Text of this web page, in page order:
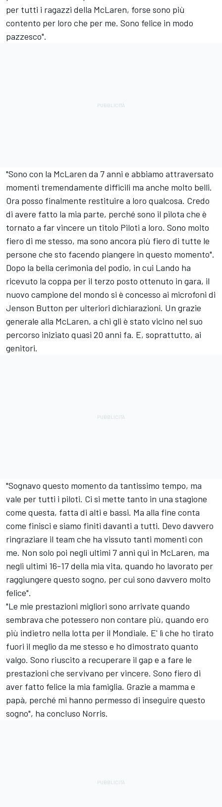
per tutti i ragazzi della McLaren, forse sono più
contento per loro che per me. Sono felice in modo
pazzesco".
"Sono con la McLaren da 7 anni e abbiamo attraversato
momenti tremendamente difficili ma anche molto belli.
Ora posso finalmente restituire a loro qualcosa. Credo
di avere fatto la mia parte, perché sono il pilota che è
tornato a far vincere un titolo Piloti a loro. Sono molto
fiero di me stesso, ma sono ancora più fiero di tutte le
persone che sto facendo piangere in questo momento".
Dopo la bella cerimonia del podio, in cui Lando ha
ricevuto la coppa per il terzo posto ottenuto in gara, il
nuovo campione del mondo si è concesso ai microfoni di
Jenson Button per ulteriori dichiarazioni. Un grazie
generale alla McLaren, a chi gli è stato vicino nel suo
percorso iniziato quasi 20 anni fa. E, soprattutto, ai
genitori.
"Sognavo questo momento da tantissimo tempo, ma
vale per tutti i piloti. Ci si mette tanto in una stagione
come questa, fatta di alti e bassi. Ma alla fine conta
come finisci e siamo finiti davanti a tutti. Devo davvero
ringraziare il team che ha vissuto tanti momenti con
me. Non solo poi negli ultimi 7 anni qui in McLaren, ma
negli ultimi 16-17 della mia vita, quando ho lavorato per
raggiungere questo sogno, per cui sono davvero molto
felice".
"Le mie prestazioni migliori sono arrivate quando
sembrava che potessero non contare più, quando ero
più indietro nella lotta per il Mondiale. E' lì che ho tirato
fuori il meglio da me stesso e ho dimostrato quanto
valgo. Sono riuscito a recuperare il gap e a fare le
prestazioni che servivano per vincere. Sono fiero di
aver fatto felice la mia famiglia. Grazie a mamma e
papà, perché mi hanno permesso di inseguire questo
sogno", ha concluso Norris.